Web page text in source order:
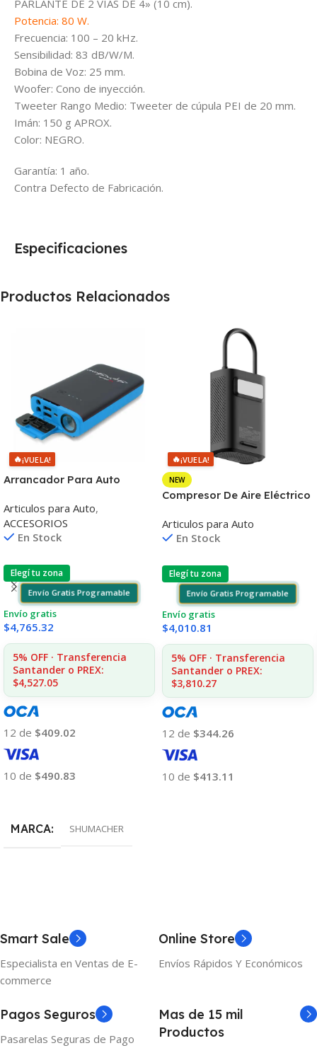
PARLANTE DE 2 VÍAS DE 4» (10 cm).
Potencia: 80 W.
Frecuencia: 100 – 20 kHz.
Sensibilidad: 83 dB/W/M.
Bobina de Voz: 25 mm.
Woofer: Cono de inyección.
Tweeter Rango Medio: Tweeter de cúpula PEI de 20 mm.
Imán: 150 g APROX.
Color: NEGRO.
Garantía: 1 año.
Contra Defecto de Fabricación.
Especificaciones
Productos Relacionados
🔥¡VUELA!
Arrancador Para Auto
12V
Articulos para Auto,
ACCESORIOS
En Stock
Elegí tu zona
Envío Gratis Programable
Envío gratis
$4,765.32
5% OFF · Transferencia
Santander o PREX:
$4,527.05
12 de $409.02
10 de $490.83
MARCA SHUMACHER
🔥¡VUELA!
NEW
Compresor De Aire Eléctrico
Articulos para Auto
En Stock
Elegí tu zona
Envío Gratis Programable
Envío gratis
$4,010.81
5% OFF · Transferencia
Santander o PREX:
$3,810.27
12 de $344.26
10 de $413.11
Smart Sale
Especialista en Ventas de E-
commerce
Online Store
Envíos Rápidos Y Económicos
Pagos Seguros
Pasarelas Seguras de Pago
Mas de 15 mil
Productos